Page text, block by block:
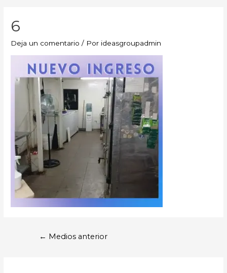
6
Deja un comentario / Por ideasgroupadmin
← Medios anterior